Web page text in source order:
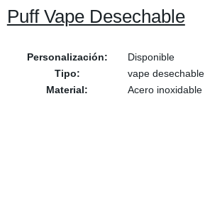
Puff Vape Desechable
Personalización:
Disponible
Tipo:
vape desechable
Material:
Acero inoxidable